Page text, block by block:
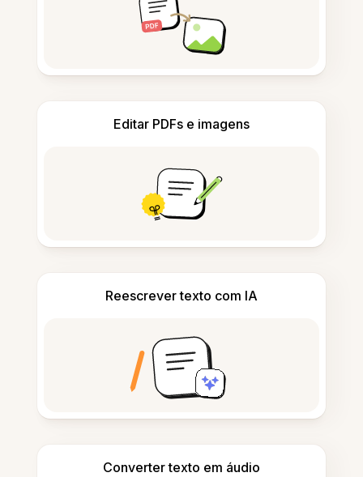
Editar PDFs e imagens
Reescrever texto com IA
Converter texto em áudio